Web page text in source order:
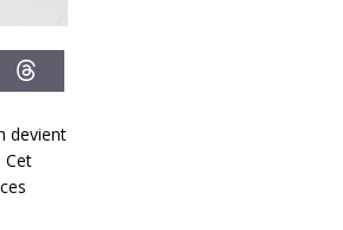
devient
Cet